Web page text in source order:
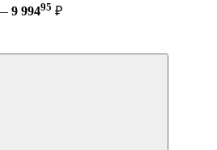
9 99495 ₽